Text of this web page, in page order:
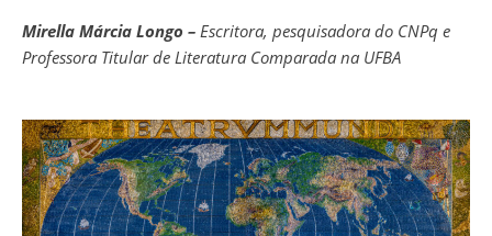
Mirella Márcia Longo – Escritora, pesquisadora do CNPq e
Professora Titular de Literatura Comparada na UFBA